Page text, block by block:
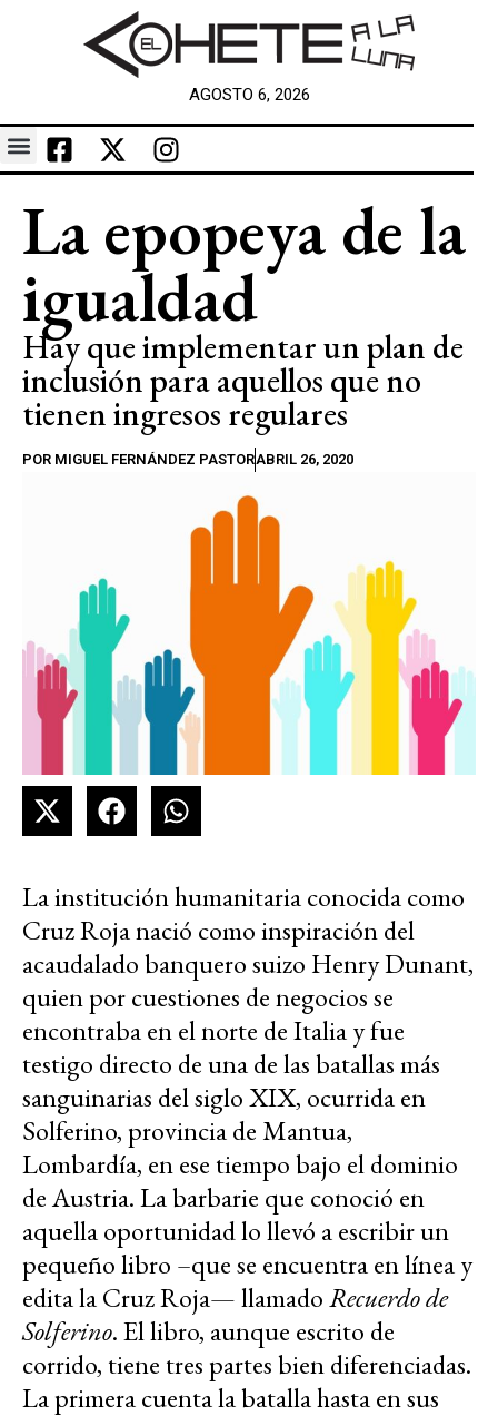
AGOSTO 6, 2026
La epopeya de la
igualdad
Hay que implementar un plan de
inclusión para aquellos que no
tienen ingresos regulares
POR MIGUEL FERNÁNDEZ PASTORABRIL 26, 2020
La institución humanitaria conocida como
Cruz Roja nació como inspiración del
acaudalado banquero suizo Henry Dunant,
quien por cuestiones de negocios se
encontraba en el norte de Italia y fue
testigo directo de una de las batallas más
sanguinarias del siglo XIX, ocurrida en
Solferino, provincia de Mantua,
Lombardía, en ese tiempo bajo el dominio
de Austria. La barbarie que conoció en
aquella oportunidad lo llevó a escribir un
pequeño libro –que se encuentra en línea y
edita la Cruz Roja— llamadoRecuerdo de
Solferino. El libro, aunque escrito de
corrido, tiene tres partes bien diferenciadas.
La primera cuenta la batalla hasta en sus